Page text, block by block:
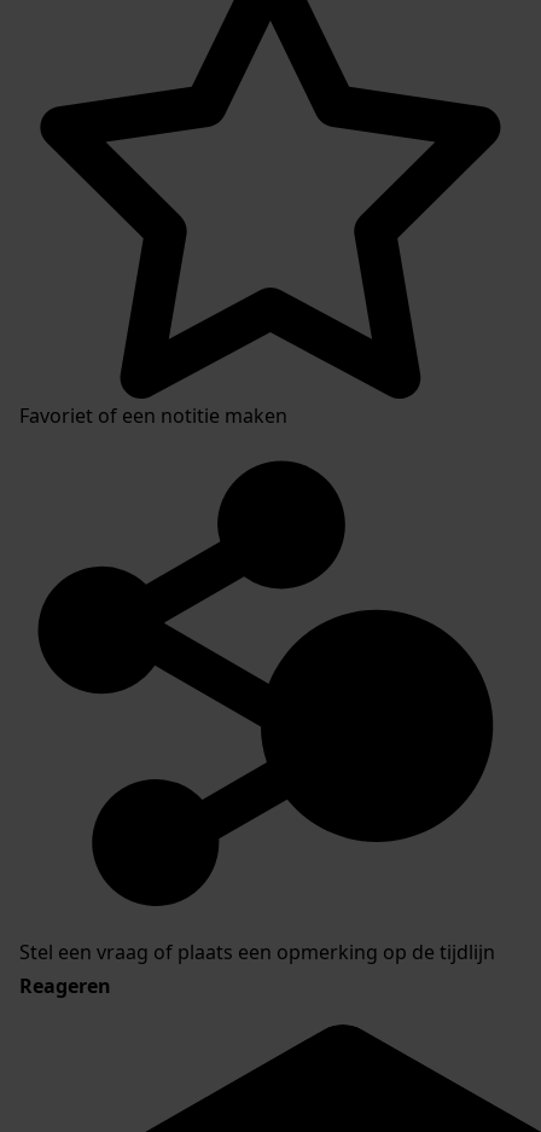
Favoriet of een notitie maken
Stel een vraag of plaats een opmerking op de tijdlijn
Reageren